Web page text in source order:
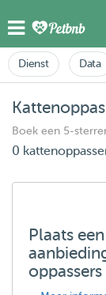
Dienst Data
Boek een 5-
0
Plaats
oppassers